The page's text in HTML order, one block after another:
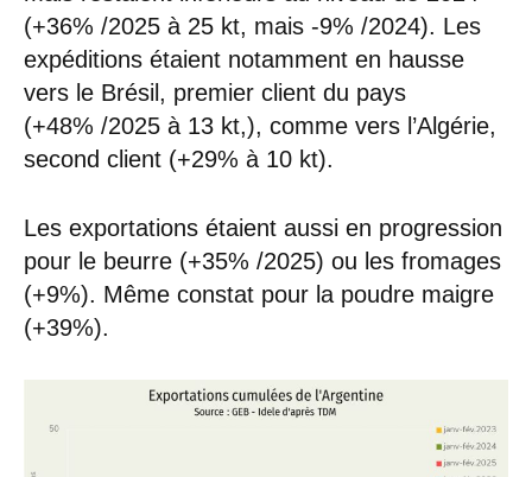
(+36% /2025 à 25 kt, mais -9% /2024). Les
expéditions étaient notamment en hausse
vers le Brésil, premier client du pays
(+48% /2025 à 13 kt,), comme vers l’Algérie,
second client (+29% à 10 kt).
Les exportations étaient aussi en progression
pour le beurre (+35% /2025) ou les fromages
(+9%). Même constat pour la poudre maigre
(+39%).